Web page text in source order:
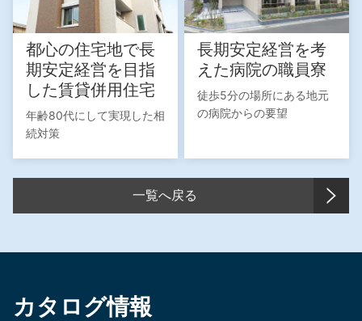
都心の住宅地で長
期安定経営を目指
した賃貸併用住宅
年齢80代にして実現した相
続対策
長期安定経営を考
えた病院の職員寮
徒歩5分の場所にある地元
の病院からの要望
一覧へ戻る
カタログ情報